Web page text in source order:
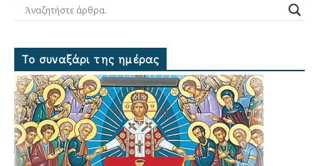
Το συναξάρι της ημέρας